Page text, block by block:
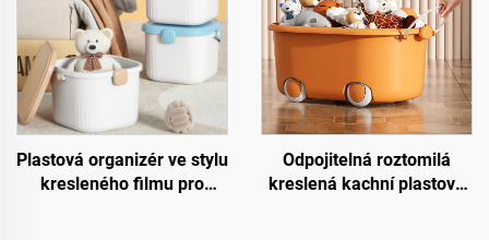
Plastová organizér ve stylu
kresleného filmu pro
Odpojitelná roztomilá
kreslená kachní plastová